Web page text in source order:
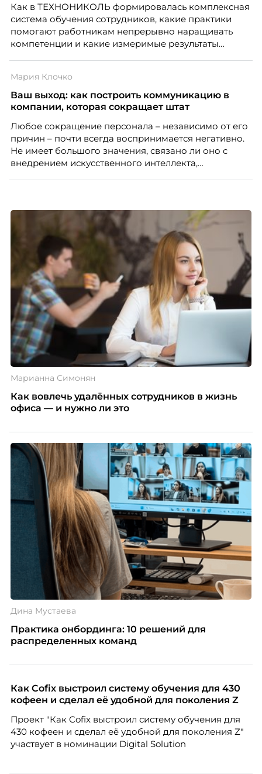
Как в ТЕХНОНИКОЛЬ формировалась комплексная
система обучения сотрудников, какие практики
помогают работникам непрерывно наращивать
компетенции и какие измеримые результаты
закупкам направления «Минеральная изоляция»
компании ТЕХНОНИКОЛЬ.
Мария Клочко
Ваш выход: как построить коммуникацию в
компании, которая сокращает штат
Любое сокращение персонала – независимо от его
причин – почти всегда воспринимается негативно.
Не имеет большого значения, связано ли оно с
внедрением искусственного интеллекта,
означают потерю стабильности, а для внешнего
рынка становятся сигналом о возможных
проблемах организации. В результате увольнения
нередко превращаются в фактор, который
негативно влияет HR-бренд работодателя.
Марианна Симонян
Как вовлечь удалённых сотрудников в жизнь
офиса — и нужно ли это
Дина Мустаева
Практика онбординга: 10 решений для
распределенных команд
Как Cofix выстроил систему обучения для 430
кофеен и сделал её удобной для поколения Z
Проект "Как Cofix выстроил систему обучения для
430 кофеен и сделал её удобной для поколения Z"
участвует в номинации Digital Solution